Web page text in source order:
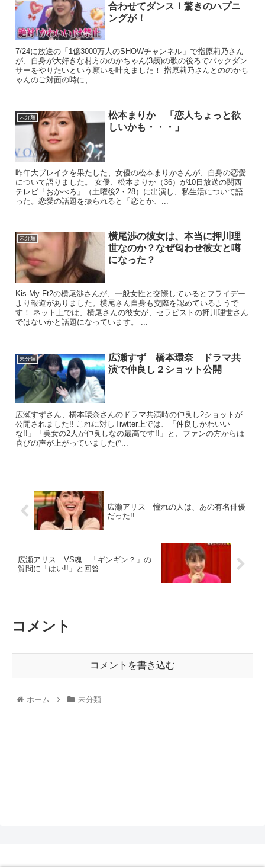
合わせてダンス！驚きのハプニ
ングが！
7/24に放送の「1億3000万人のSHOWチャンネル」で指原莉乃さん
が、自身が大好きな村方ののかちゃん(3歳)の歌の後ろでバックダン
サーをやりたいという願いを叶えました！ 指原莉乃さんとののかち
ゃんのご対面の時に、...
未分類
松本まりか 「恋人ちょっと欲
しいかも・・・」
昨年大ブレイクを果たした、女優の松本まりかさんが、自身の恋愛
について語りました。 女優、松本まりか（36）が10日放送の関西
テレビ「おかべろ」（土曜後2・28）に出演し、私生活について語
った。恋愛の話題を振られると「恋とか、...
未分類
横尾渉の彼女は、本当に押川理
世なのか？なぜ匂わせ彼女と噂
になった？
Kis-My-Ft2の横尾渉さんが、一般女性と交際しているとフライデー
より報道がありました。横尾さん自身も交際を認めているようで
す！ ネット上では、横尾さんの彼女が、セラピストの押川理世さん
ではないかと話題になっています。 ...
未分類
広瀬すず 橋本環奈 ドラマ共
演で仲良し２ショット公開
広瀬すずさん、橋本環奈さんのドラマ共演時の仲良し2ショットが
公開されました!! これに対しTiwtter上では、「仲良しかわいい
な!!」「美女の2人が仲良しなの最高です!!」と、ファンの方からは
喜びの声が上がっていました(^...
広瀬アリス 憧れの人は、あの有名俳優
だった!!
広瀬アリス VS魂 「ギンギン？」の
質問に「はい!!」と回答
コメント
コメントを書き込む
ホーム 未分類